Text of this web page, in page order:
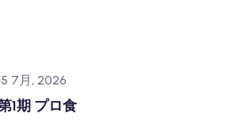
7月, 2026
1期 プロ食